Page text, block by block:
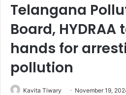
Telangana
Board, HYDRAA
hands for
pollution
Kavita Tiwary November 19,